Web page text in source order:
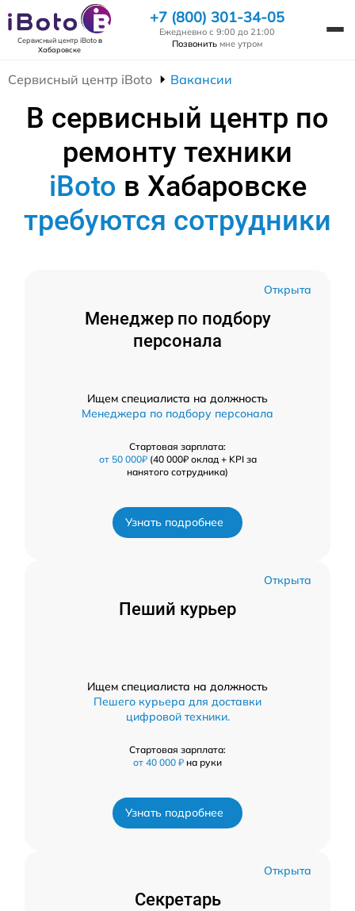
Сервисный центр iBotoв
Хабаровске
+7 (800) 301-34-05
Ежедневно с 9:00 до 21:00
Позвонить мне утром
Сервисный центр iBoto Вакансии
В сервисный центр по
ремонту техники
iBoto в Хабаровске
требуются сотрудники
Открыта
Менеджер по подбору
персонала
Ищем специалиста на должность
Менеджера по подбору персонала
Стартовая зарплата:
от 50 000₽(40 000₽ оклад + KPI за
нанятого сотрудника)
Узнать подробнее
Открыта
Пеший курьер
Ищем специалиста на должность
Пешего курьера для доставки
цифровой техники.
Стартовая зарплата:
от 40 000 ₽ на руки
Узнать подробнее
Открыта
Секретарь